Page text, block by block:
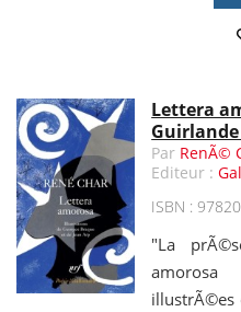
Lettera
Par RenÃ©
Editeur :
ISBN :
"La
illustrÃ©es